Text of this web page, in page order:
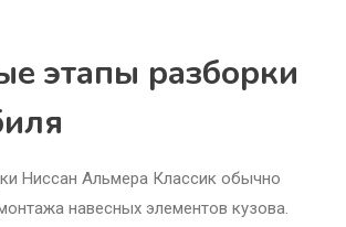
этапы разборки
Ниссан Альмера Классик обычно
навесных элементов кузова.